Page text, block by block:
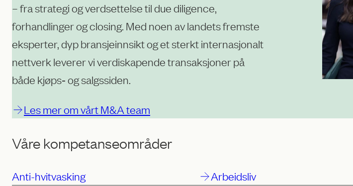
– fra strategi og verdsettelse til due diligence,
forhandlinger og closing. Med noen av landets fremste
eksperter, dyp bransjeinnsikt og et sterkt internasjonalt
nettverk leverer vi verdiskapende transaksjoner på
både kjøps‑ og salgssiden.
Les mer om vårt M&A team
Våre kompetanseområder
Anti-hvitvasking Arbeidsliv